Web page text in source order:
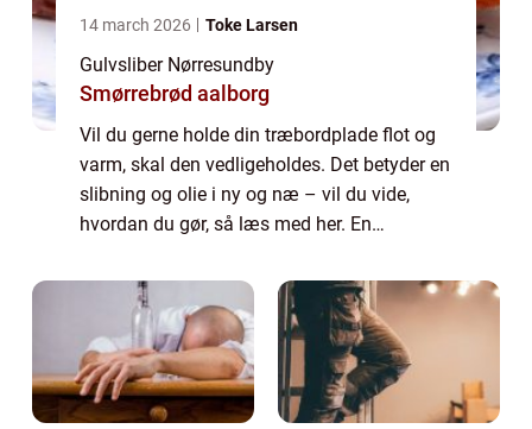
14 march 2026 Toke Larsen
Gulvsliber Nørresundby
Smørrebrød aalborg
Vil du gerne holde din træbordplade flot og
varm, skal den vedligeholdes. Det betyder en
slibning og olie i ny og næ – vil du vide,
hvordan du gør, så læs med her. En
d...